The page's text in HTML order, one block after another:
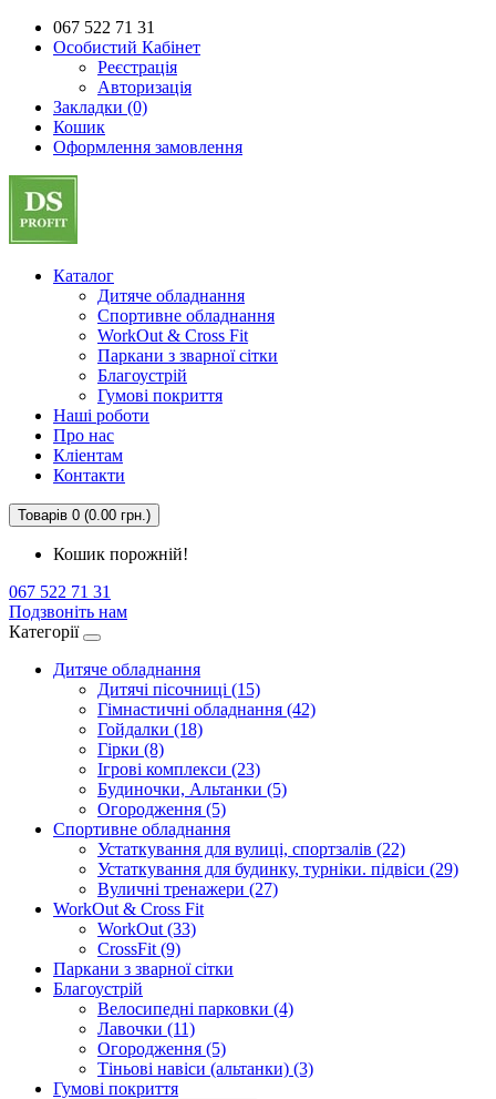
067 522 71 31
Особистий Кабінет
Реєстрація
Авторизація
Закладки (0)
Кошик
Оформлення замовлення
Каталог
Дитяче обладнання
Спортивне обладнання
WorkOut & Cross Fit
Паркани з зварної сітки
Благоустрій
Гумові покриття
Наші роботи
Про нас
Кліентам
Контакти
Товарів 0 (0.00 грн.)
Кошик порожній!
067 522 71 31
Подзвоніть нам
Категорії
Дитяче обладнання
Дитячі пісочниці (15)
Гімнастичні обладнання (42)
Гойдалки (18)
Гірки (8)
Ігрові комплекси (23)
Будиночки, Альтанки (5)
Огородження (5)
Спортивне обладнання
Устаткування для вулиці, спортзалів (22)
Устаткування для будинку, турніки. підвіси (29)
Вуличні тренажери (27)
WorkOut & Cross Fit
WorkOut (33)
CrossFit (9)
Паркани з зварної сітки
Благоустрій
Велосипедні парковки (4)
Лавочки (11)
Огородження (5)
Тіньові навіси (альтанки) (3)
Гумові покриття